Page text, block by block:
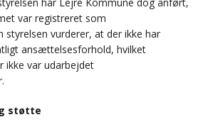
var registreret som
styrelsen vurderer, at der ikke har
ansættelsesforhold, hvilket
ikke var udarbejdet
støtte